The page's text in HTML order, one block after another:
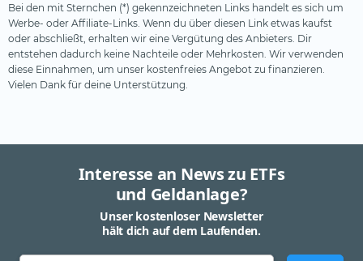
Bei den mit Sternchen (*) gekennzeichneten Links handelt es sich um
Werbe- oder Affiliate-Links. Wenn du über diesen Link etwas kaufst
oder abschließt, erhalten wir eine Vergütung des Anbieters. Dir
entstehen dadurch keine Nachteile oder Mehrkosten. Wir verwenden
diese Einnahmen, um unser kostenfreies Angebot zu finanzieren.
Vielen Dank für deine Unterstützung.
Interesse an News zu ETFs
und Geldanlage?
Unser kostenloser Newsletter
hält dich auf dem Laufenden.